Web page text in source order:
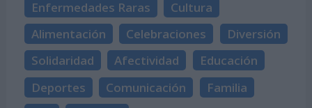
Enfermedades Raras
Cultura
Alimentación
Celebraciones
Diversión
Solidaridad
Afectividad
Educación
Deportes
Comunicación
Familia